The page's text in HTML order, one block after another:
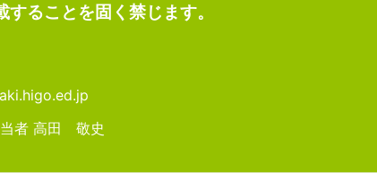
ることを固く禁じます。
者 高田 敬史